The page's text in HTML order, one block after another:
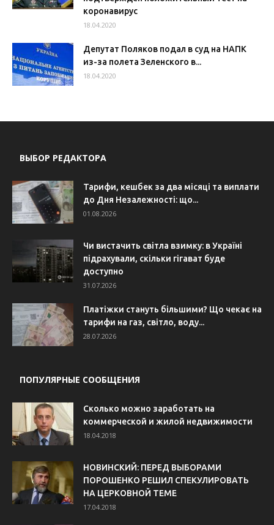
коронавирус
18.04.2020
Депутат Поляков подал в суд на НАПК
из-за полета Зеленского в...
18.04.2020
ВЫБОР РЕДАКТОРА
Тарифи, кешбек за два місяці та виплати
до Дня Незалежності: що...
01.08.2026
Чи вистачить світла взимку: в Україні
підрахували, скільки гігават буде
доступно
31.07.2026
Платіжки стануть більшими? Що чекає на
тарифи на газ, світло, воду...
28.07.2026
ПОПУЛЯРНЫЕ СООБЩЕНИЯ
Сколько можно заработать на
коммерческой и жилой недвижимости
18.04.2018
НОВИНСКИЙ: ПЕРЕД ВЫБОРАМИ
ПОРОШЕНКО РЕШИЛ СПЕКУЛИРОВАТЬ
НА ЦЕРКОВНОЙ ТЕМЕ
17.04.2018